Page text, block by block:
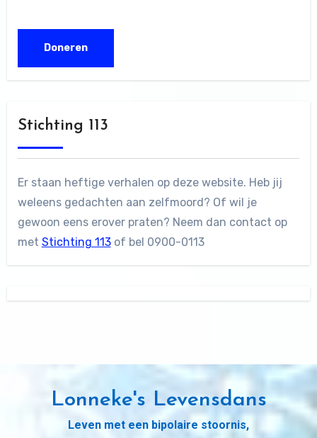
Stichting 113
Er staan heftige verhalen op deze website. Heb jij
weleens gedachten aan zelfmoord? Of wil je
gewoon eens erover praten? Neem dan contact op
met Stichting 113of bel 0900-0113
Lonneke's Levensdans
Leven met een bipolaire stoornis,